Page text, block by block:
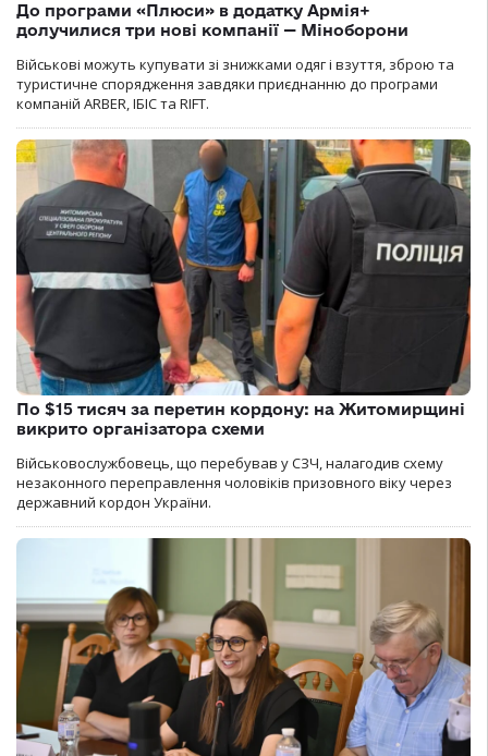
До програми «Плюси» в додатку Армія+
долучилися три нові компанії — Міноборони
Військові можуть купувати зі знижками одяг і взуття, зброю та
туристичне спорядження завдяки приєднанню до програми
компаній ARBER, ІБІС та RIFT.
По $15 тисяч за перетин кордону: на Житомирщині
викрито організатора схеми
Військовослужбовець, що перебував у СЗЧ, налагодив схему
незаконного переправлення чоловіків призовного віку через
державний кордон України.